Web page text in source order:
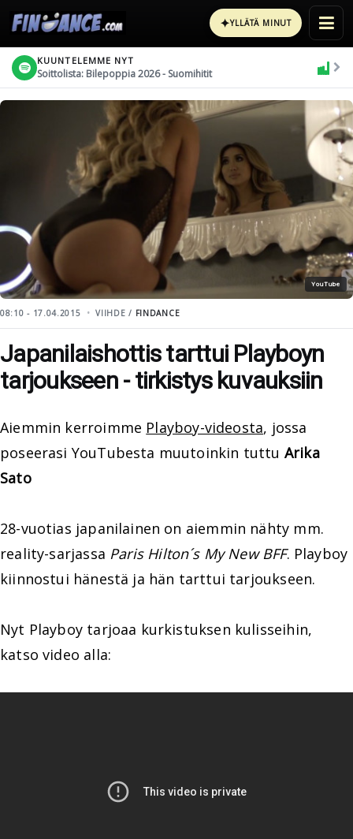
✦YLLÄTÄ MINUT
KUUNTELEMME NYT
Soittolista: Bilepoppia 2026 - Suomihitit
YouTube
08:10 - 17.04.2015 VIIHDE / FINDANCE
Japanilaishottis tarttui Playboyn
tarjoukseen - tirkistys kuvauksiin
Aiemmin kerroimme Playboy-videosta, jossa
poseerasi YouTubesta muutoinkin tuttu Arika
Sato
28-vuotias japanilainen on aiemmin nähty mm.
reality-sarjassa Paris Hilton´s My New BFF. Playboy
kiinnostui hänestä ja hän tarttui tarjoukseen.
Nyt Playboy tarjoaa kurkistuksen kulisseihin,
katso video alla: